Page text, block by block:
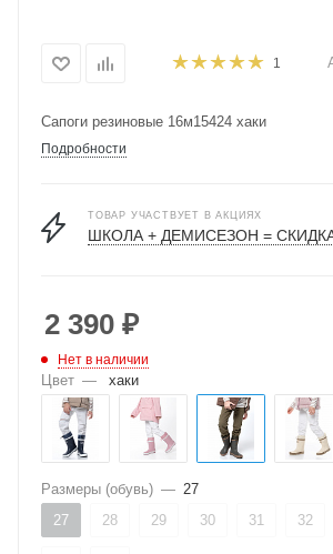
1
Сапоги резиновые 16м15424 хаки
Подробности
ТОВАР УЧАСТВУЕТ В АКЦИЯХ
ШКОЛА + ДЕМИСЕЗОН =
2 390 ₽
Нет в наличии
Цвет — хаки
Размеры (обувь) — 27
27
28 29 30 31 32